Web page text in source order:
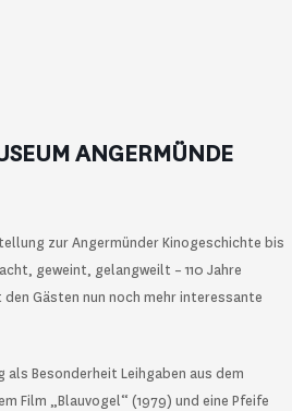
ANGERMÜNDE
zur Angermünder Kinogeschichte bis
geweint, gelangweilt – 110 Jahre
Gästen nun noch mehr interessante
Besonderheit Leihgaben aus dem
Film „Blauvogel“ (1979) und eine Pfeife